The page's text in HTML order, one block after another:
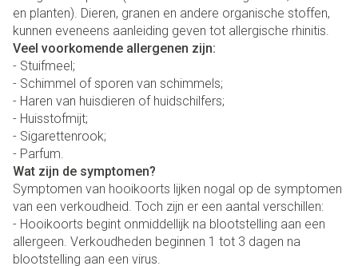
en planten). Dieren, granen en andere organische stoffen,
kunnen eveneens aanleiding geven tot allergische rhinitis.
Veel voorkomende allergenen zijn:
- Stuifmeel;
- Schimmel of sporen van schimmels;
- Haren van huisdieren of huidschilfers;
- Huisstofmijt;
- Sigarettenrook;
- Parfum.
Wat zijn de symptomen?
Symptomen van hooikoorts lijken nogal op de symptomen
van een verkoudheid. Toch zijn er een aantal verschillen:
- Hooikoorts begint onmiddellijk na blootstelling aan een
allergeen. Verkoudheden beginnen 1 tot 3 dagen na
blootstelling aan een virus.